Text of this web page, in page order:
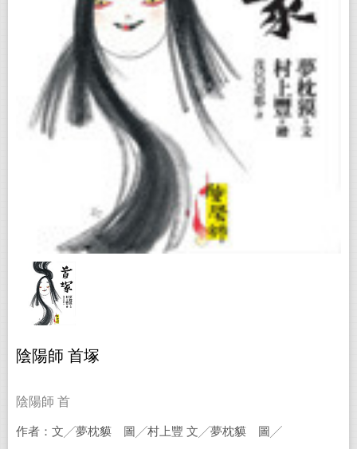
陰陽師 首塚
陰陽師 首
作者：文╱夢枕貘 圖╱村上豐 文╱夢枕貘 圖╱